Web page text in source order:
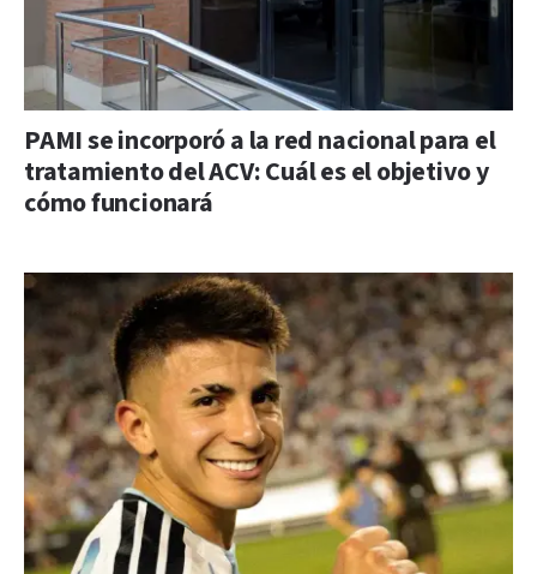
PAMI se incorporó a la red nacional para el
tratamiento del ACV: Cuál es el objetivo y
cómo funcionará